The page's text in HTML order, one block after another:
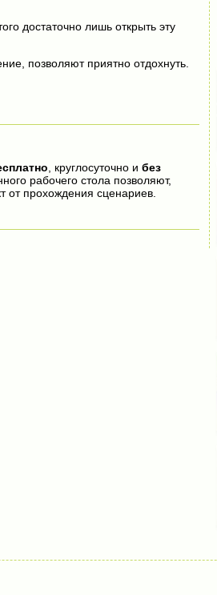
достаточно лишь открыть эту
позволяют приятно отдохнуть.
, круглосуточно и без
рабочего стола позволяют,
от прохождения сценариев.